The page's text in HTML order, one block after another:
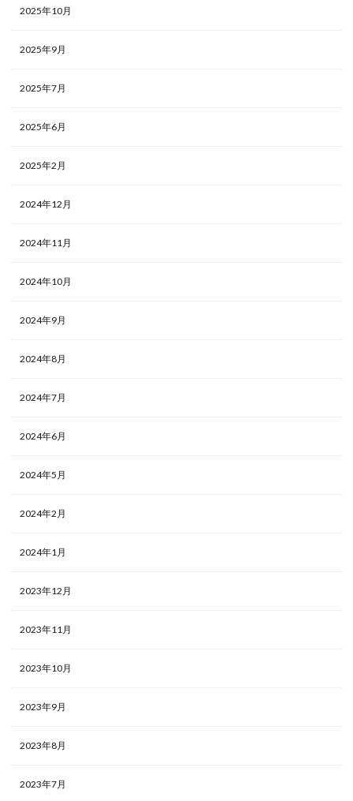
2025年10月
2025年9月
2025年7月
2025年6月
2025年2月
2024年12月
2024年11月
2024年10月
2024年9月
2024年8月
2024年7月
2024年6月
2024年5月
2024年2月
2024年1月
2023年12月
2023年11月
2023年10月
2023年9月
2023年8月
2023年7月